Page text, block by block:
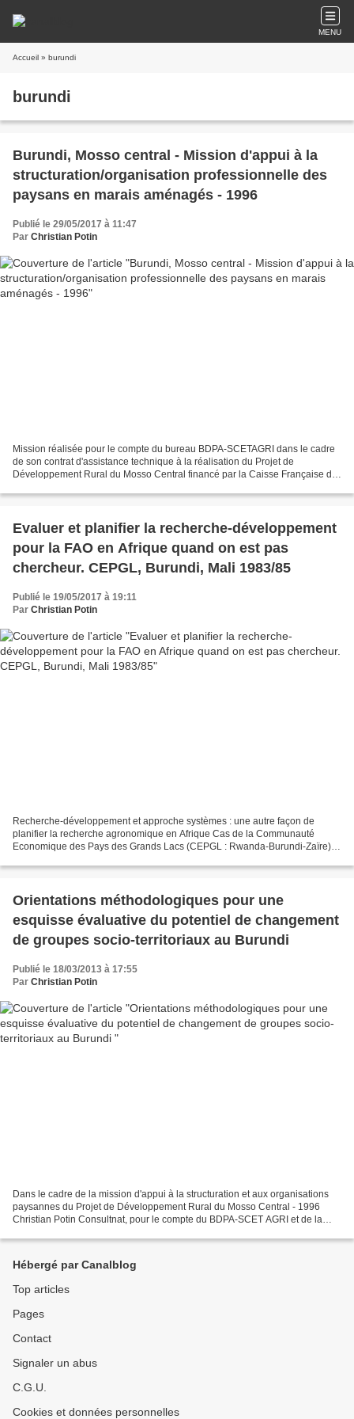
MENU
Accueil » burundi
burundi
Burundi, Mosso central - Mission d'appui à la
structuration/organisation professionnelle des
paysans en marais aménagés - 1996
Publié le 29/05/2017 à 11:47
Par Christian Potin
Mission réalisée pour le compte du bureau BDPA-SCETAGRI dans le cadre
de son contrat d'assistance technique à la réalisation du Projet de
Développement Rural du Mosso Central financé par la Caisse Française de
Evaluer et planifier la recherche-développement
pour la FAO en Afrique quand on est pas
chercheur. CEPGL, Burundi, Mali 1983/85
Publié le 19/05/2017 à 19:11
Par Christian Potin
Recherche-développement et approche systèmes : une autre façon de
planifier la recherche agronomique en Afrique Cas de la Communauté
Economique des Pays des Grands Lacs (CEPGL : Rwanda-Burundi-Zaïre),
Orientations méthodologiques pour une
esquisse évaluative du potentiel de changement
de groupes socio-territoriaux au Burundi
Publié le 18/03/2013 à 17:55
Par Christian Potin
Dans le cadre de la mission d'appui à la structuration et aux organisations
paysannes du Projet de Développement Rural du Mosso Central - 1996
Christian Potin Consultnat, pour le compte du BDPA-SCET AGRI et de la
Hébergé par Canalblog
Top articles
Pages
Contact
Signaler un abus
C.G.U.
Cookies et données personnelles